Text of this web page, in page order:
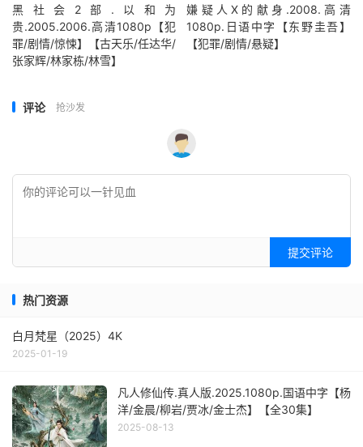
黑社会2部.以和为
贵.2005.2006.高清1080p【犯
罪/剧情/惊悚】【古天乐/任达华/
张家辉/林家栋/林雪】
嫌疑人X的献身.2008.高清
1080p.日语中字【东野圭吾】
【犯罪/剧情/悬疑】
评论 抢沙发
提交评论
热门资源
白月梵星（2025）4K
2025-01-19
凡人修仙传.真人版.2025.1080p.国语中字【杨
洋/金晨/柳岩/贾冰/金士杰】【全30集】
2025-08-13